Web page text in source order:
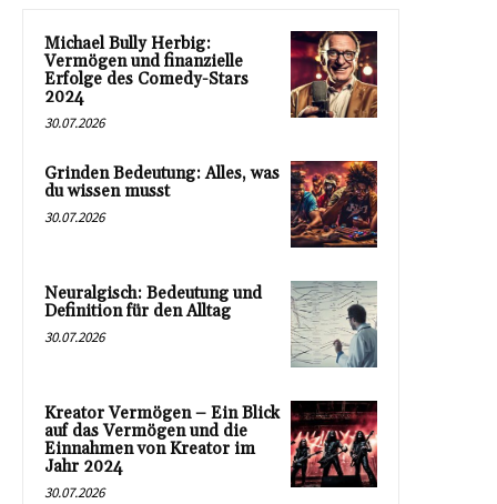
Michael Bully Herbig:
Vermögen und finanzielle
Erfolge des Comedy-Stars
2024
30.07.2026
Grinden Bedeutung: Alles, was
du wissen musst
30.07.2026
Neuralgisch: Bedeutung und
Definition für den Alltag
30.07.2026
Kreator Vermögen – Ein Blick
auf das Vermögen und die
Einnahmen von Kreator im
Jahr 2024
30.07.2026